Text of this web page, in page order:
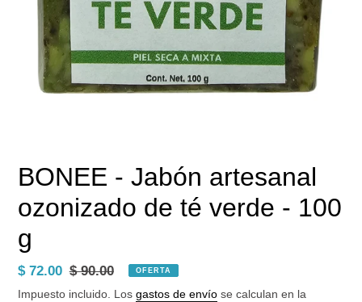
BONEE - Jabón artesanal
ozonizado de té verde - 100
g
Precio
de
$ 72.00 Precio
habitual
$ 90.00 OFERTA
Impuesto incluido. Los gastos de envío se calculan en la